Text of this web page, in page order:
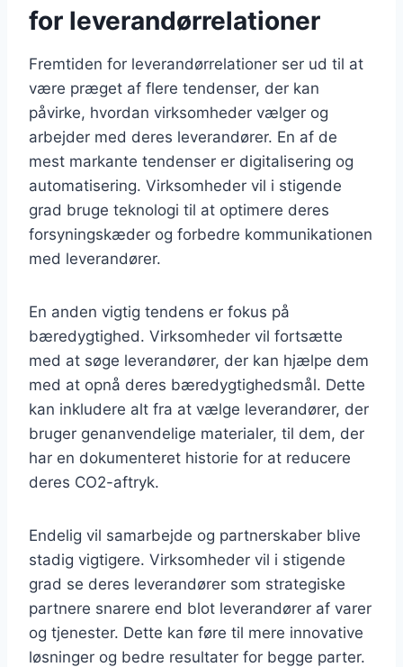
for leverandørrelationer
Fremtiden for leverandørrelationer ser ud til at
være præget af flere tendenser, der kan
påvirke, hvordan virksomheder vælger og
arbejder med deres leverandører. En af de
mest markante tendenser er digitalisering og
automatisering. Virksomheder vil i stigende
grad bruge teknologi til at optimere deres
forsyningskæder og forbedre kommunikationen
med leverandører.
En anden vigtig tendens er fokus på
bæredygtighed. Virksomheder vil fortsætte
med at søge leverandører, der kan hjælpe dem
med at opnå deres bæredygtighedsmål. Dette
kan inkludere alt fra at vælge leverandører, der
bruger genanvendelige materialer, til dem, der
har en dokumenteret historie for at reducere
deres CO2-aftryk.
Endelig vil samarbejde og partnerskaber blive
stadig vigtigere. Virksomheder vil i stigende
grad se deres leverandører som strategiske
partnere snarere end blot leverandører af varer
og tjenester. Dette kan føre til mere innovative
løsninger og bedre resultater for begge parter.